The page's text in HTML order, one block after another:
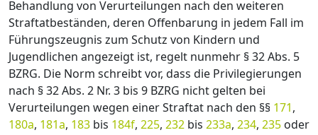
Behandlung von Verurteilungen nach den weiteren
Straftatbeständen, deren Offenbarung in jedem Fall im
Führungszeugnis zum Schutz von Kindern und
Jugendlichen angezeigt ist, regelt nunmehr § 32 Abs. 5
BZRG. Die Norm schreibt vor, dass die Privilegierungen
nach § 32 Abs. 2 Nr. 3 bis 9 BZRG nicht gelten bei
Verurteilungen wegen einer Straftat nach den §§ 171,
180a, 181a, 183 bis 184f, 225, 232 bis 233a, 234, 235 oder